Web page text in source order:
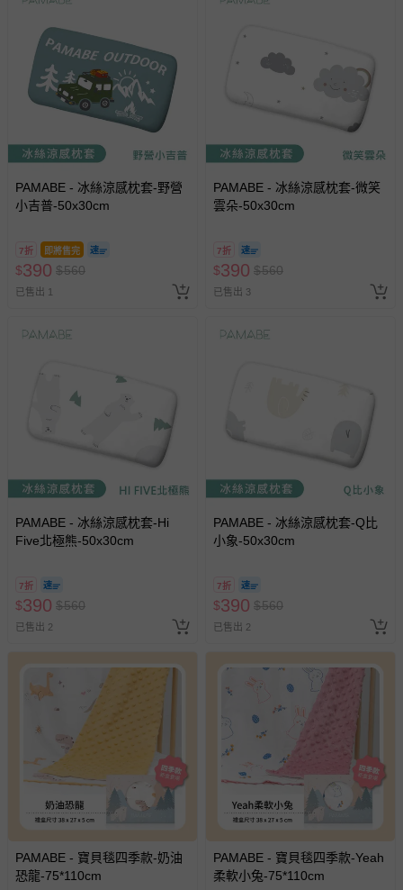
PAMABE - 冰絲涼感枕套-野營
小吉普-50x30cm
7折 即將售完
$390 $560
已售出 1
PAMABE - 冰絲涼感枕套-微笑
雲朵-50x30cm
7折
$390 $560
已售出 3
PAMABE - 冰絲涼感枕套-Hi
Five北極熊-50x30cm
7折
$390 $560
已售出 2
PAMABE - 冰絲涼感枕套-Q比
小象-50x30cm
7折
$390 $560
已售出 2
PAMABE - 寶貝毯四季款-奶油
恐龍-75*110cm
PAMABE - 寶貝毯四季款-Yeah
柔軟小兔-75*110cm